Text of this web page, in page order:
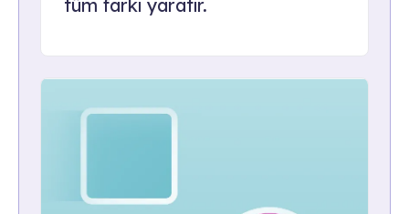
tüm farkı yaratır.